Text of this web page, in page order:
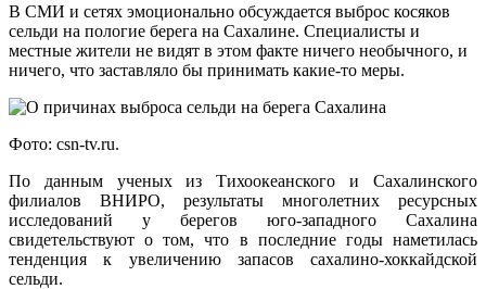
В СМИ и сетях эмоционально обсуждается выброс косяков
сельди на пологие берега на Сахалине. Специалисты и
местные жители не видят в этом факте ничего необычного, и
ничего, что заставляло бы принимать какие-то меры.
Фото: csn-tv.ru.
По данным ученых изТихоокеанского и Сахалинского
филиалов ВНИРО, результаты многолетних ресурсных
исследований у берегов юго-западного Сахалина
свидетельствуют о том, что в последние годы наметилась
тенденция к увеличению запасов сахалино-хоккайдской
сельди.